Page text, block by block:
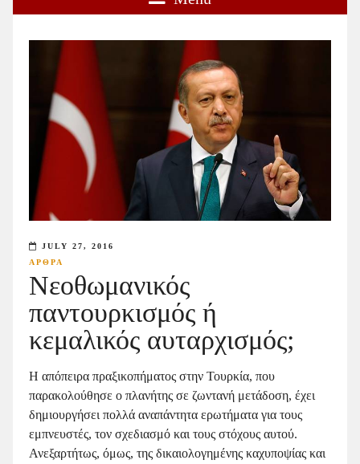
JULY 27, 2016
ΑΡΘΡΑ
Νεοθωμανικός
παντουρκισμός ή
κεμαλικός αυταρχισμός;
Η απόπειρα πραξικοπήματος στην Τουρκία, που
παρακολούθησε ο πλανήτης σε ζωντανή μετάδοση, έχει
δημιουργήσει πολλά αναπάντητα ερωτήματα για τους
εμπνευστές, τον σχεδιασμό και τους στόχους αυτού.
Ανεξαρτήτως, όμως, της δικαιολογημένης καχυποψίας και